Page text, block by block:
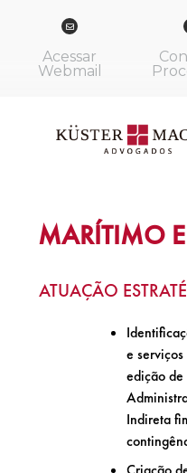
Acessar
Webmail
MARÍTIMO
ATUAÇÃO
e
edição de
Indireta